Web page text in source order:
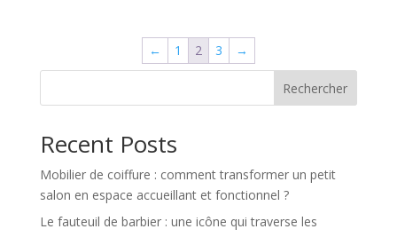
← 1 2 3 →
Rechercher
Recent Posts
Mobilier de coiffure : comment transformer un petit
salon en espace accueillant et fonctionnel ?
Le fauteuil de barbier : une icône qui traverse les